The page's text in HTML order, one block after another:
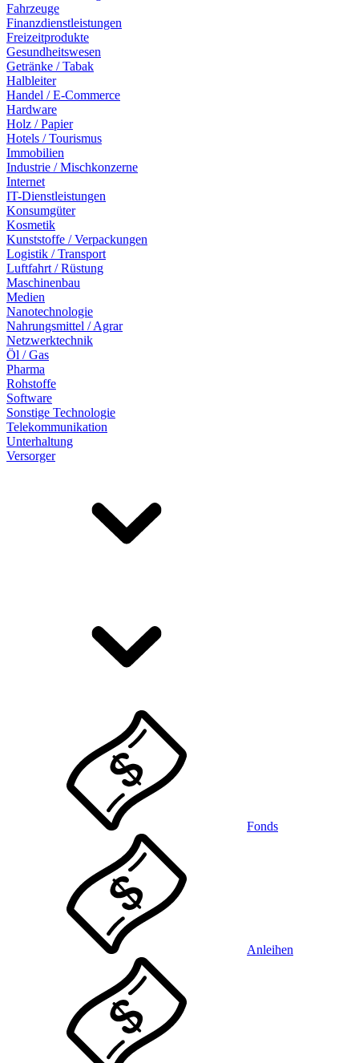
Fahrzeuge
Finanzdienstleistungen
Freizeitprodukte
Gesundheitswesen
Getränke / Tabak
Halbleiter
Handel / E-Commerce
Hardware
Holz / Papier
Hotels / Tourismus
Immobilien
Industrie / Mischkonzerne
Internet
IT-Dienstleistungen
Konsumgüter
Kosmetik
Kunststoffe / Verpackungen
Logistik / Transport
Luftfahrt / Rüstung
Maschinenbau
Medien
Nanotechnologie
Nahrungsmittel / Agrar
Netzwerktechnik
Öl / Gas
Pharma
Rohstoffe
Software
Sonstige Technologie
Telekommunikation
Unterhaltung
Versorger
Fonds
Anleihen